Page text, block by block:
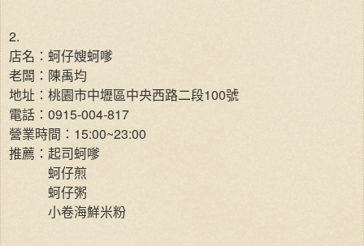
2.
店名：蚵仔嫂蚵嗲
老闆：陳禹均
地址：桃園市中壢區中央西路二段100號
電話：0915-004-817
營業時間：15:00~23:00
推薦：起司蚵嗲
蚵仔煎
蚵仔粥
小卷海鮮米粉